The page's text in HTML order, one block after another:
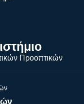
Προοπτικών